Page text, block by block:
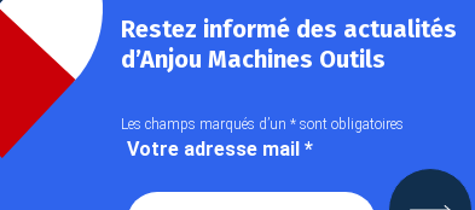
Restez informé des actualités
d’Anjou Machines Outils
Les champs marqués d’un * sont obligatoires
Votre adresse mail *